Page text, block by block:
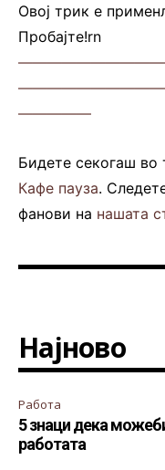
Овој трик е
Пробајте!rn
—————
Бидете секогаш во
Кафе пауза.
фанови на нашата
Најново
Работа
5 знаци дека
работата